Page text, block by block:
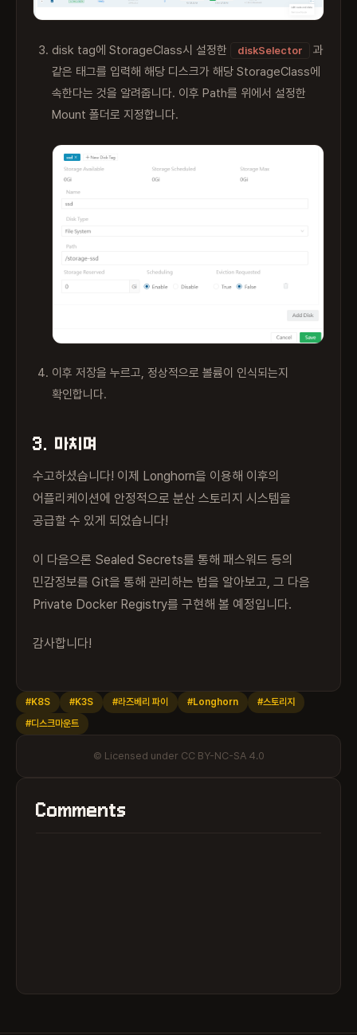
disk tag에 StorageClass시 설정한 diskSelector
과
같은 태그를 입력해 해당 디스크가 해당 StorageClass에
속한다는 것을 알려줍니다. 이후 Path를 위에서 설정한
Mount 폴더로 지정합니다.
이후 저장을 누르고, 정상적으로 볼륨이 인식되는지
확인합니다.
3. 마치며
수고하셨습니다! 이제 Longhorn을 이용해 이후의
어플리케이션에 안정적으로 분산 스토리지 시스템을
공급할 수 있게 되었습니다!
이 다음으론 Sealed Secrets를 통해 패스워드 등의
민감정보를 Git을 통해 관리하는 법을 알아보고, 그 다음
Private Docker Registry를 구현해 볼 예정입니다.
감사합니다!
#K8S #K3S #라즈베리 파이 #Longhorn
#스토리지
#디스크마운트
© Licensed under CC BY-NC-SA 4.0
Comments